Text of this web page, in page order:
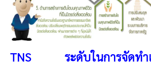
TNS ระดับในการจัดทำ